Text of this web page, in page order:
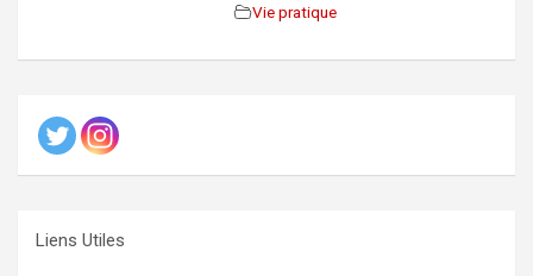
Vie pratique
Liens Utiles